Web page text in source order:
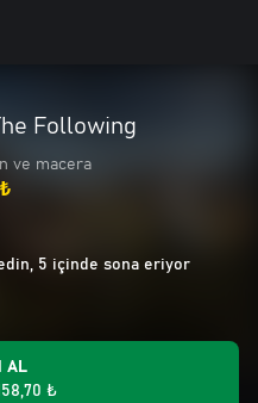
Following
ve macera
5 içinde sona eriyor
AL
₺